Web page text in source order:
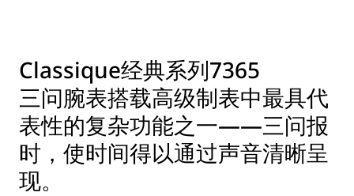
Classique经典系列7365
三问腕表搭载高级制表中最具代
表性的复杂功能之一——三问报
时，使时间得以通过声音清晰呈
现。